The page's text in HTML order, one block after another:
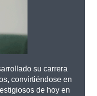
su carrera
convirtiéndose en
de hoy en